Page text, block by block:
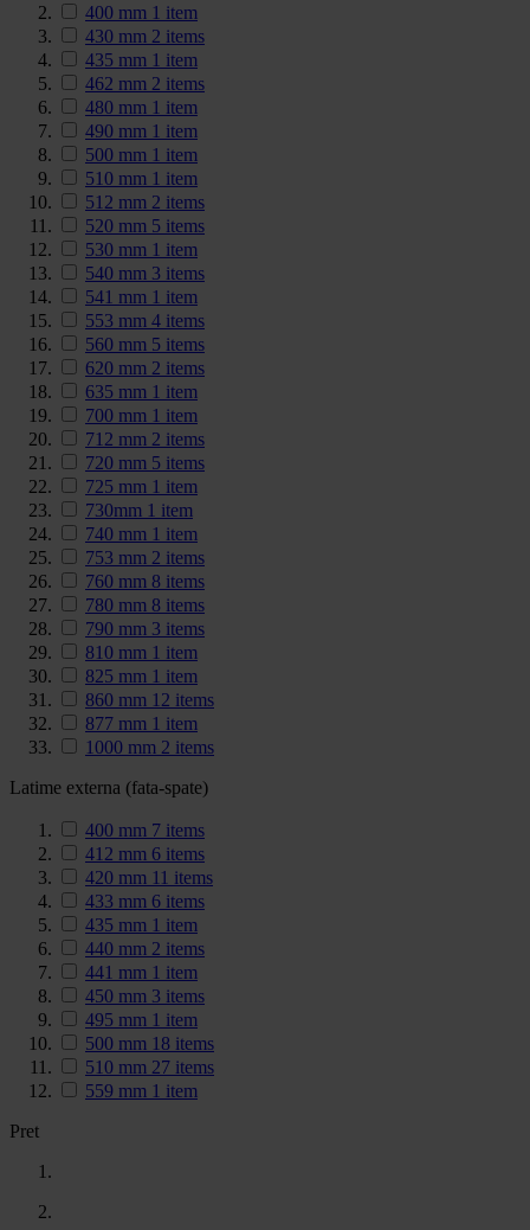
400 mm 1 item
430 mm 2 items
435 mm 1 item
462 mm 2 items
480 mm 1 item
490 mm 1 item
500 mm 1 item
510 mm 1 item
512 mm 2 items
520 mm 5 items
530 mm 1 item
540 mm 3 items
541 mm 1 item
553 mm 4 items
560 mm 5 items
620 mm 2 items
635 mm 1 item
700 mm 1 item
712 mm 2 items
720 mm 5 items
725 mm 1 item
730mm 1 item
740 mm 1 item
753 mm 2 items
760 mm 8 items
780 mm 8 items
790 mm 3 items
810 mm 1 item
825 mm 1 item
860 mm 12 items
877 mm 1 item
1000 mm 2 items
Latime externa (fata-spate)
400 mm 7 items
412 mm 6 items
420 mm 11 items
433 mm 6 items
435 mm 1 item
440 mm 2 items
441 mm 1 item
450 mm 3 items
495 mm 1 item
500 mm 18 items
510 mm 27 items
559 mm 1 item
Pret